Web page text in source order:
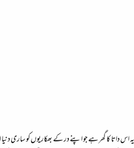
اس داتا کا گھر ہے جو اپنے در کے بھکاریوں کو ساری